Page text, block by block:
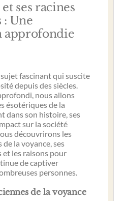
ses racines
: Une
approfondie
fascinant qui suscite
depuis des siècles.
nous allons
ésotériques de la
dans son histoire, ses
sur la société
découvrirons les
la voyance, ses
les raisons pour
de captiver
personnes.
de la voyance